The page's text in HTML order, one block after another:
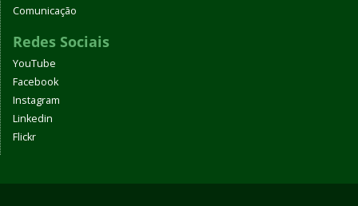
Comunicação
Redes Sociais
YouTube
Facebook
Instagram
Linkedin
Flickr